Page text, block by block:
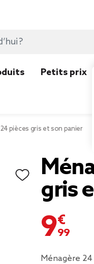
Petits prix
pièces gris et son panier
gris
9,99 €
Ménagère 24